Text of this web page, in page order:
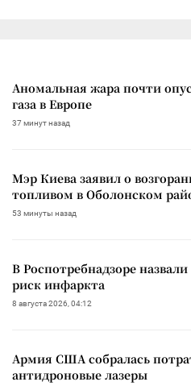
Аномальная жара почти
газа в Европе
37 минут назад
Мэр Киева заявил о
топливом в Оболонском
53 минуты назад
В Роспотребнадзоре
риск инфаркта
8 августа 2026, 04:12
Армия США собралась
антидроновые лазеры